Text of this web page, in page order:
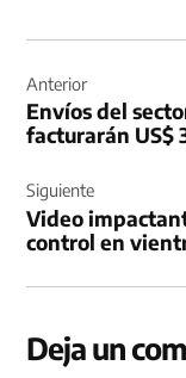
de
entradas
Anterior
Envíos del
facturarán US$
Siguiente
Video
control en
Deja un